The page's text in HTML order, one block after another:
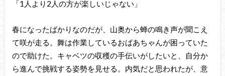
「1人より2人の方が楽しいじゃない」
春になったばかりなのだが、山奥から蝉の鳴き声が聞こえ
て咲が走る。舞は作業しているおばあちゃんが困っていた
ので助けた。キャベツの収穫の手伝いがしたいと、自分か
ら進んで挑戦する姿勢を見せる。内気だと思われたが、意